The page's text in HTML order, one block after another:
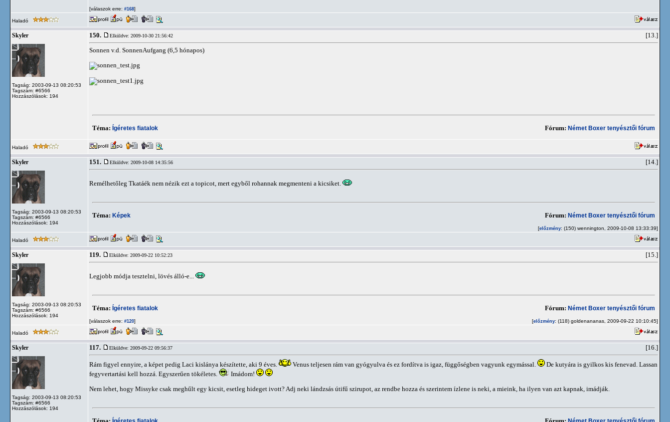
[válaszok erre: #168]
Haladó
Skyler
Tagság: 2003-09-13 08:20:53
Tagszám: #6566
Hozzászólások: 194
150. Elküldve: 2009-10-30 21:56:42 [13.]
Sonnen v.d. SonnenAufgang (6,5 hónapos)
Téma: Ígéretes fiatalok Fórum: Német Boxer tenyésztői fórum
Haladó
Skyler
Tagság: 2003-09-13 08:20:53
Tagszám: #6566
Hozzászólások: 194
151. Elküldve: 2009-10-08 14:35:56 [14.]
Remélhetőleg Tkatáék nem nézik ezt a topicot, mert egyből rohannak megmenteni a kicsiket.
Téma: Képek Fórum: Német Boxer tenyésztői fórum
[előzmény: (150) wennington, 2009-10-08 13:33:39]
Haladó
Skyler
Tagság: 2003-09-13 08:20:53
Tagszám: #6566
Hozzászólások: 194
119. Elküldve: 2009-09-22 10:52:23 [15.]
Legjobb módja tesztelni, lövés álló-e...
Téma: Ígéretes fiatalok Fórum: Német Boxer tenyésztői fórum
[válaszok erre: #120] [előzmény: (118) goldenananas, 2009-09-22 10:10:45]
Haladó
Skyler
Tagság: 2003-09-13 08:20:53
Tagszám: #6566
Hozzászólások: 194
117. Elküldve: 2009-09-22 09:56:37 [16.]
Rám figyel ennyire, a képet pedig Laci kislánya készítette, aki 9 éves. Venus teljesen rám van gyógyulva és ez fordítva is igaz, függőségben vagyunk egymással.
De kutyára is gyilkos kis fenevad. Lassan
fegyvertartási kell hozzá. Egyszerűen tökéletes.
Imádom!
Nem lehet, hogy Missyke csak meghűlt egy kicsit, esetleg hideget ivott? Adj neki lándzsás útifű szirupot, az rendbe hozza és szerintem ízlene is neki, a mieink, ha ilyen van azt kapnak, imádják.